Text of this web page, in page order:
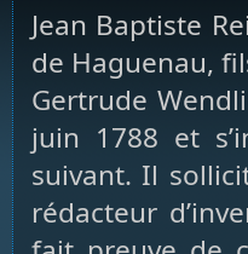
Jean Baptiste
de Haguenau,
Gertrude
juin 1788 et
suivant. Il
rédacteur